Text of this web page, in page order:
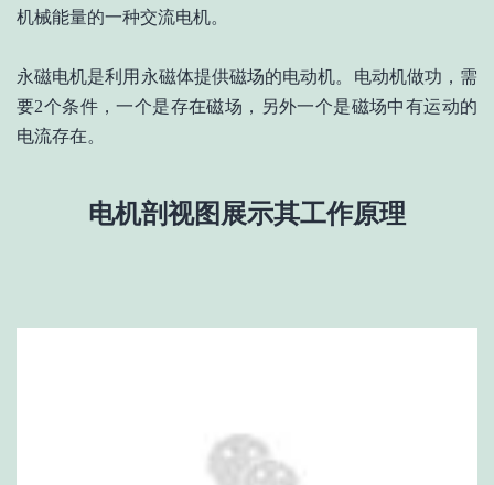
机械能量的一种交流电机。
永磁电机是利用永磁体提供磁场的电动机。电动机做功，需
要2个条件，一个是存在磁场，另外一个是磁场中有运动的
电流存在。
电机剖视图展示其工作原理